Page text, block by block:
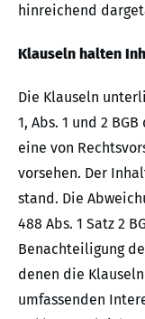
hinreichend
Klauseln halten
Die Klauseln
1, Abs. 1 und 2
eine von
vorsehen. Der
stand. Die
488 Abs. 1 Satz 2
Benachteiligung
denen die
umfassenden